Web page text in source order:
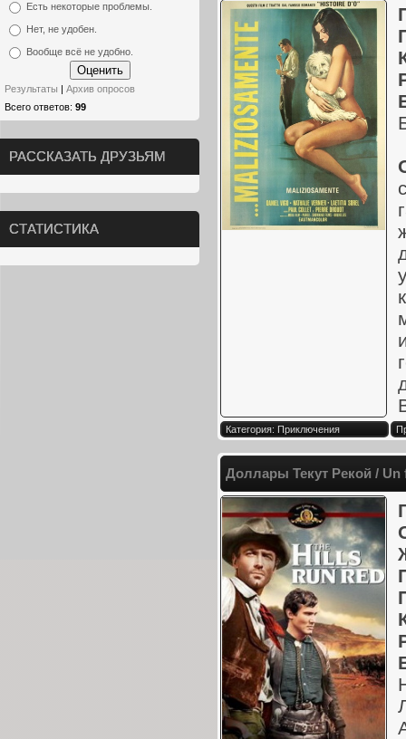
Есть некоторые проблемы.
Нет, не удобен.
Вообще всё не удобно.
Результаты
Архив опросов
Всего ответов: 99
РАССКАЗАТЬ ДРУЗЬЯМ
СТАТИСТИКА
Категория: Приключения
Доллары Текут Рекой / Un